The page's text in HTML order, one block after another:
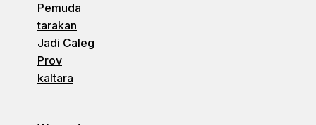
Pemuda
tarakan
Jadi Caleg
Prov
kaltara